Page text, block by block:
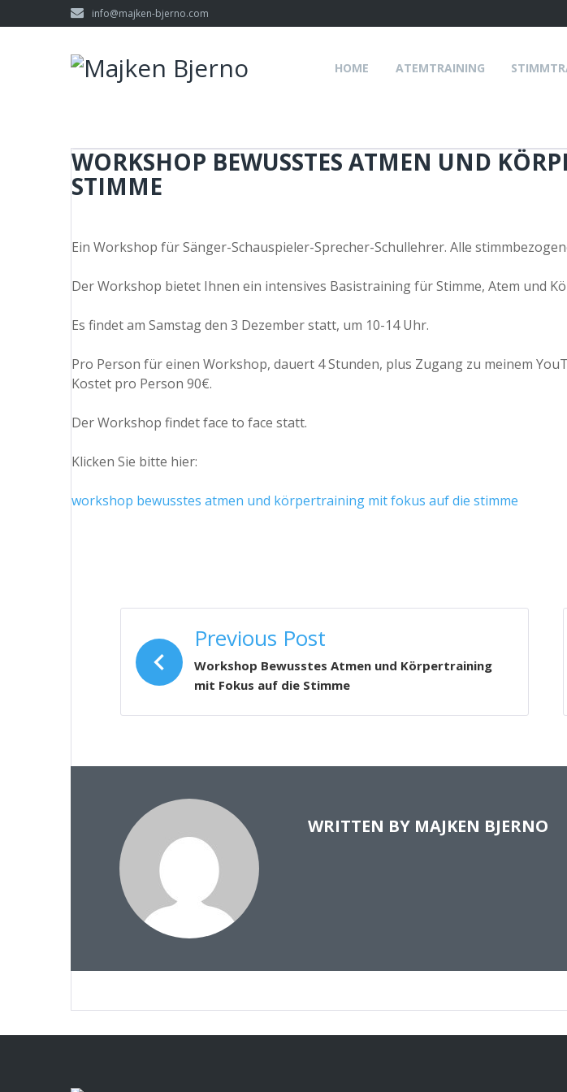
to
info@majken-bjerno.com
HOME ATEMTRAINING
WORKSHOP BEWUSSTES ATMEN UND
STIMME
Ein Workshop für Sänger-Schauspieler-Sprecher-Schullehrer. Alle
Der Workshop bietet Ihnen ein intensives Basistraining für Stimme, Atem und
Es findet am Samstag den 3 Dezember statt, um 10-14 Uhr.
Pro Person für einen Workshop, dauert 4 Stunden, plus Zugang zu meinem
Kostet pro Person 90€.
Der Workshop findet face to face statt.
Klicken Sie bitte hier:
workshop bewusstes atmen und körpertraining mit fokus auf die stimme
Previous Post
Workshop Bewusstes Atmen und Körpertraining
mit Fokus auf die Stimme
WRITTEN BY MAJKEN BJERNO